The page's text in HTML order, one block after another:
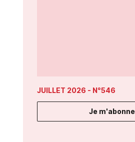
JUILLET 2026 - N°546
Je m'abonne